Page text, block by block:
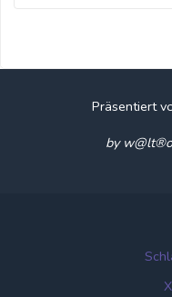
Präsentiert
by